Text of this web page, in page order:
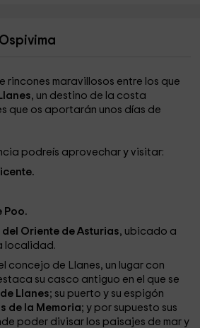
rincones maravillosos entre los que
, un destino de la costa
que os aportarán unos días de
podreís aprovechar y visitar:
Poo.
Oriente de Asturias, ubicado a
localidad.
concejo de Llanes, un lugar con
su casco antiguo en el que se
Llanes; su puerto y su espigón
de la Memoria; y por supuesto sus
poder divisar los paisajes de mar y